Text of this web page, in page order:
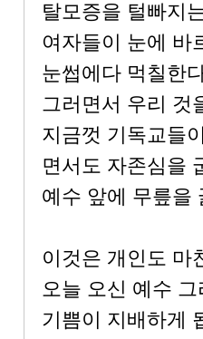
탈모증을 털빠지
여자들이 눈에 바
눈썹에다 먹칠한
그러면서 우리 것
지금껏 기독교들
면서도 자존심을
예수 앞에 무릎을
이것은 개인도 마
오늘 오신 예수
기쁨이 지배하게